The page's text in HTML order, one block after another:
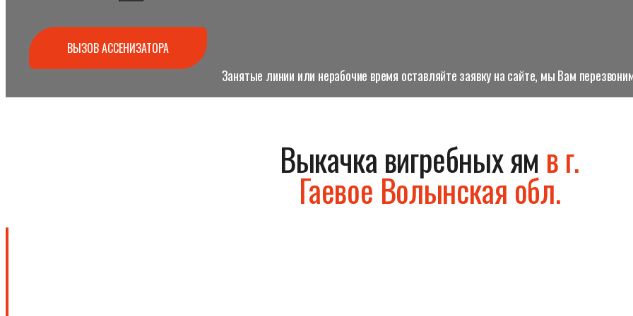
ВЫЗОВ АССЕНИЗАТОРА
Занятые линии или нерабочие время оставляйте заявку на сайте, мы Вам
Выкачка вигребных ям в г.
Гаевое Волынская обл.